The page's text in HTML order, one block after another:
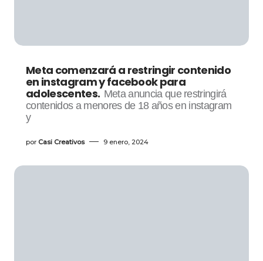
Meta comenzará a restringir contenido
en instagram y facebook para
adolescentes. Meta anuncia que restringirá
contenidos a menores de 18 años en instagram
y
por Casi Creativos 9 enero, 2024